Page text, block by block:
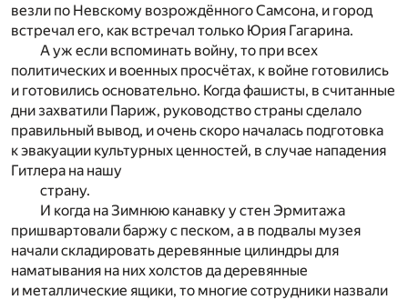
везли по Невскому возрождённого Самсона, и город
встречал его, как встречал только Юрия Гагарина.
А уж если вспоминать войну, то при всех
политических и военных просчётах, к войне готовились
и готовились основательно. Когда фашисты, в считанные
дни захватили Париж, руководство страны сделало
правильный вывод, и очень скоро началась подготовка
к эвакуации культурных ценностей, в случае нападения
Гитлера на нашу
страну.
И когда на Зимнюю канавку у стен Эрмитажа
пришвартовали баржу с песком, а в подвалы музея
начали складировать деревянные цилиндры для
наматывания на них холстов да деревянные
и металлические ящики, то многие сотрудники назвали